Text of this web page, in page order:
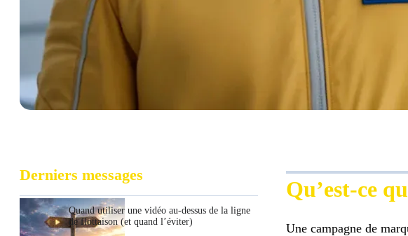
Derniers messages
Quand utiliser une vidéo au-dessus de la ligne
de flottaison (et quand l’éviter)
Qu’est-ce
Une campagne de